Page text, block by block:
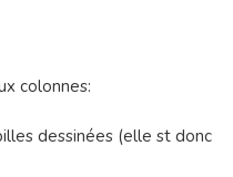
colonnes:
dessinées (elle st donc